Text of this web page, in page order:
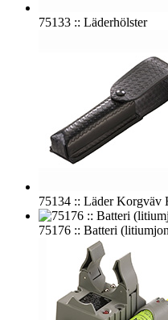
75133 :: Läderhölster
75134 :: Läder Korgväv
75176 :: Batteri